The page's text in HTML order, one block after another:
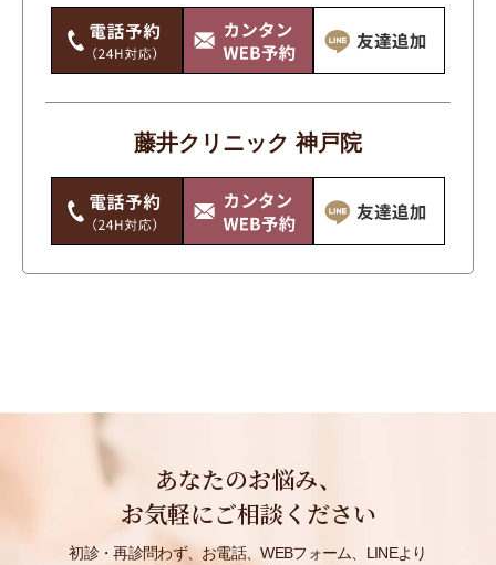
ニキビ・ニキビ跡
ワキガ・多汗症
唇・口
手のシワ・たるみ・シミ・くすみ
毛穴・いちご鼻
痩身
鼻・あご
藤井クリニック 神戸院
あなたのお悩み、
お気軽にご相談ください
初診・再診問わず、お電話、WEBフォーム、LINEより